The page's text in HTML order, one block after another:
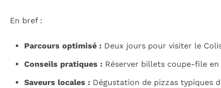
En bref :
Parcours optimisé : Deux jours pour visiter le
Conseils pratiques : Réserver billets coupe-file
Saveurs locales : Dégustation de pizzas typiques